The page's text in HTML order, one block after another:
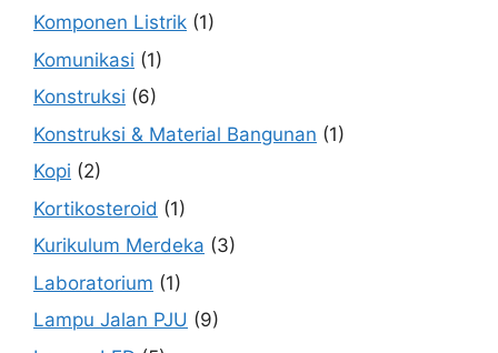
Komponen Listrik (1)
Komunikasi (1)
Konstruksi (6)
Konstruksi & Material Bangunan (1)
Kopi (2)
Kortikosteroid (1)
Kurikulum Merdeka (3)
Laboratorium (1)
Lampu Jalan PJU (9)